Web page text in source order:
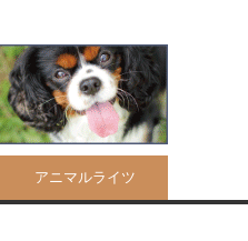
アニマルライツ